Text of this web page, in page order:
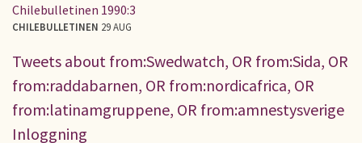
Chilebulletinen 1990:3
CHILEBULLETINEN 29 AUG
Tweets about from:Swedwatch, OR from:Sida, OR
from:raddabarnen, OR from:nordicafrica, OR
from:latinamgruppene, OR from:amnestysverige
Inloggning